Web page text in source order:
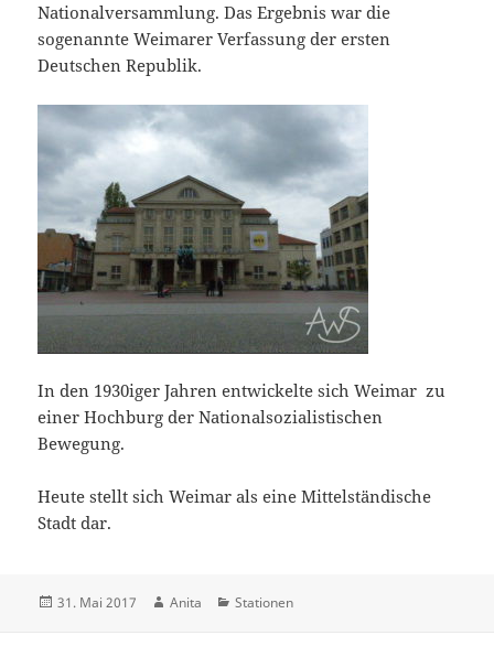
Nationalversammlung. Das Ergebnis war die
sogenannte Weimarer Verfassung der ersten
Deutschen Republik.
In den 1930iger Jahren entwickelte sich Weimar zu
einer Hochburg der Nationalsozialistischen
Bewegung.
Heute stellt sich Weimar als eine Mittelständische
Stadt dar.
Veröffentlicht
31. Mai 2017 Autor
Anita Kategorien
Stationen